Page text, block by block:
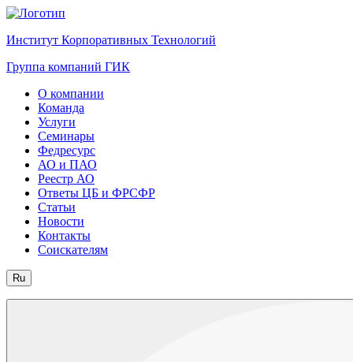
Институт Корпоративных Технологий
Группа компаний ГИК
О компании
Команда
Услуги
Семинары
Федресурс
АО и ПАО
Реестр АО
Ответы ЦБ и ФРСФР
Статьи
Новости
Контакты
Соискателям
Ru